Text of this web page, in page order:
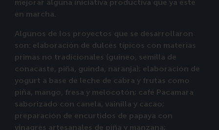
mejorar alguna iniciativa productiva que ya esté
en marcha.
Algunos de los proyectos que se desarrollaron
son: elaboración de dulces típicos con materias
primas no tradicionales (guineo, semilla de
conacaste, piña, guinda, naranja); elaboración de
yogurt a base de leche de cabra y frutas como
piña, mango, fresa y melocotón; café Pacamara
saborizado con canela, vainilla y cacao;
preparación de encurtidos de papaya con
vinagres artesanales de piña y manzana;